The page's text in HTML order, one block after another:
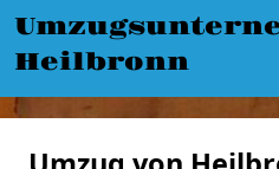
Heilbronn